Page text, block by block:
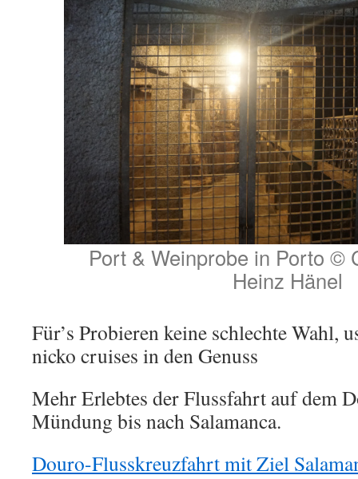
Port & Weinprobe in Porto ©
Heinz Hänel
Für’s Probieren keine schlechte Wahl,
nicko cruises in den Genuss
Mehr Erlebtes der Flussfahrt auf dem
Mündung bis nach Salamanca.
Douro-Flusskreuzfahrt mit Ziel